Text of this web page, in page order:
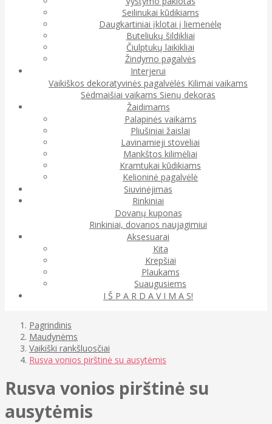
Seilinukai kūdikiams
Daugkartiniai įklotai į liemenėlę
Buteliukų šildikliai
Čiulptukų laikikliai
Žindymo pagalvės
Interjerui
Vaikiškos dekoratyvinės pagalvėlės Kilimai vaikams
Sėdmaišiai vaikams Sienų dekoras
Žaidimams
Palapinės vaikams
Pliušiniai žaislai
Lavinamieji stoveliai
Mankštos kilimėliai
Kramtukai kūdikiams
Kelioninė pagalvėlė
Siuvinėjimas
Rinkiniai
Dovanų kuponas
Rinkiniai, dovanos naujagimiui
Aksesuarai
Kita
Krepšiai
Plaukams
Suaugusiems
I Š P A R D A V I M A S!
Pagrindinis
Maudynėms
Vaikiški rankšluosčiai
Rusva vonios pirštinė su ausytėmis
Rusva vonios pirštinė su
ausytėmis